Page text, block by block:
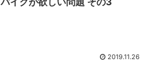
2019.11.26